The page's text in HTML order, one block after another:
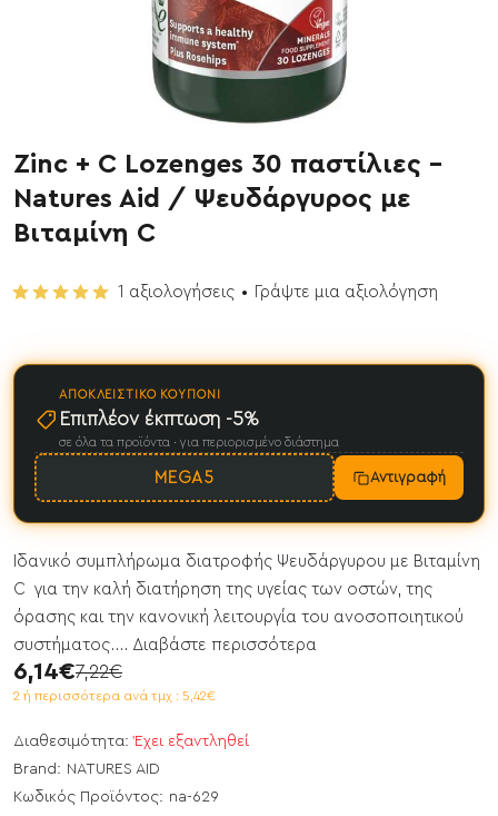
Έχει εξαντληθεί
Zinc + C Lozenges 30 παστίλιες -
Natures Aid / Ψευδάργυρος με
Βιταμίνη C
Διαθεσιμότητα: Έχει εξαντληθεί
Brand: NATURES AID
Κωδικός Προϊόντος: na-629
1 αξιολογήσεις • Γράψτε μια αξιολόγηση
6,14€7,22€
2 ή περισσότερα ανά τμχ : 5,42€
ΑΠΟΚΛΕΙΣΤΙΚΌ ΚΟΥΠΌΝΙ
Επιπλέον έκπτωση -5%
σε όλα τα προϊόντα · για περιορισμένο διάστημα
MEGA5 Αντιγραφή
Ιδανικό συμπλήρωμα διατροφής Ψευδάργυρου με Βιταμίνη
C για την καλή διατήρηση της υγείας των οστών, της
όρασης και την κανονική λειτουργία του ανοσοποιητικού
συστήματος.... Διαβάστε περισσότερα